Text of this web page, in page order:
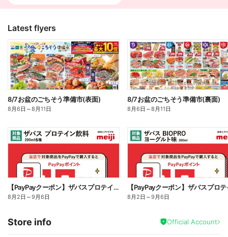
Latest flyers
8/7お盆のごちそう準備市(表面)
8月6日 ～8月11日
8/7お盆のごちそう準備市(裏面)
8月6日 ～8月11日
【PayPayクーポン】ザバスプロテイン対象商品のご購入で最大10%還元!
8月2日 ～9月6日 8月2日 ～9月6日
Store info Official Account